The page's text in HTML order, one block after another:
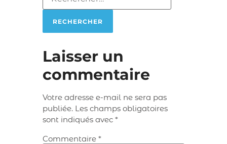
Laisser un
commentaire
Votre adresse e-mail ne sera pas
publiée. Les champs obligatoires
sont indiqués avec *
Commentaire *